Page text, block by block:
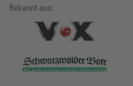
Bekannt aus: